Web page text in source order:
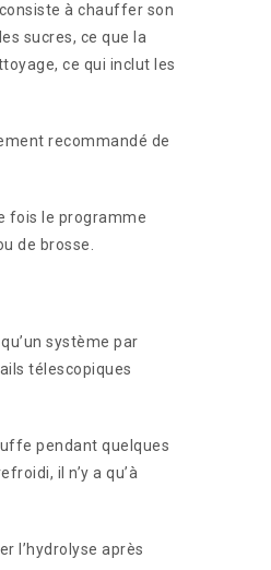
à chauffer son
sucres, ce que la
ce qui inclut les
recommandé de
fois le programme
de brosse.
système par
télescopiques
pendant quelques
il n’y a qu’à
l’hydrolyse après